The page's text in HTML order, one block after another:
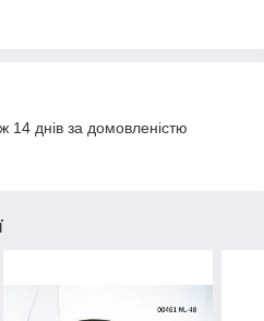
14 днів за домовленістю